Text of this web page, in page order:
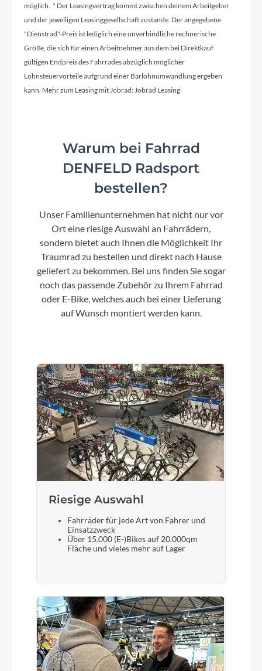
Carbon
Kurbelgarnitur
Shimano GRX 610, 46/30
Kassette
Lenker
Cannondale 3, butted 6061 Alloy, 16 deg flare
drop
Farbe
Smoke Black
Kette
Shimano M7100, 12-speed
Umwerfer
Shimano GRX 820
Steuersatz
Acros IS52/40 ICR
Sattel
Selle Royal SRX Open
12x100 thru-axle, triple bottle/gear mounts,
fender mounts
Sattelstütze
möglich. * Der Leasingvertrag kommt zwischen deinem Arbeitgeber
und der jeweiligen Leasinggesellschaft zustande. Der angegebene
"Dienstrad"-Preis ist lediglich eine unverbindliche rechnerische
Größe, die sich für einen Arbeitnehmer aus dem bei Direktkauf
gültigen Endpreis des Fahrrades abzüglich möglicher
Lohnsteuervorteile aufgrund einer Barlohnumwandlung ergeben
kann. Mehr zum Leasing mit Jobrad:Jobrad Leasing
Warum bei Fahrrad
DENFELD Radsport
bestellen?
Unser Familienunternehmen hat nicht nur vor
Ort eine riesige Auswahl an Fahrrädern,
sondern bietet auch Ihnen die Möglichkeit Ihr
Traumrad zu bestellen und direkt nach Hause
geliefert zu bekommen. Bei uns finden Sie sogar
noch das passende Zubehör zu Ihrem Fahrrad
oder E-Bike, welches auch bei einer Lieferung
auf Wunsch montiert werden kann.
Riesige Auswahl
Fahrräder für jede Art von Fahrer und
Einsatzzweck
Über 15.000 (E-)Bikes auf 20.000qm
Fläche und vieles mehr auf Lager